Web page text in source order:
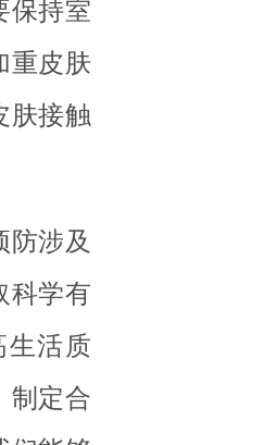
保持室
重皮肤
肤接触
防涉及
科学有
活质
制定合